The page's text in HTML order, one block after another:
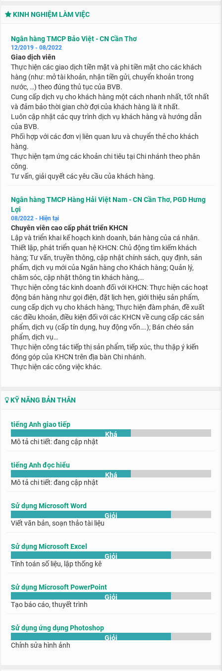
KINH NGHIỆM LÀM VIỆC
Ngân hàng TMCP Bảo Việt - CN Cần Thơ
12/2019 - 08/2022
Giao dịch viên
Thực hiện các giao dịch tiền mặt và phi tiền mặt cho các khách
hàng (như: mở tài khoản, nhận tiền gửi, chuyển khoản trong
nước, …) theo đúng thủ tục của BVB.
Cung cấp dịch vụ cho khách hàng một cách nhanh nhất, tốt nhất
và đảm bảo thời gian chờ đợi của khách hàng là ít nhất.
Luôn cập nhật các quy trình dịch vụ khách hàng và hướng dẫn
của BVB.
Phối hợp với các đơn vị liên quan lưu và chuyển thẻ cho khách
hàng.
Thực hiện tạm ứng các khoản chi tiêu tại Chi nhánh theo phân
công.
Tư vấn, giải quyết các yêu cầu của khách hàng.
Ngân hàng TMCP Hàng Hải Việt Nam - CN Cần Thơ, PGD Hưng
Lợi
08/2022 - Hiện tại
Chuyên viên cao cấp phát triển KHCN
Lập và triển khai kế hoạch kinh doanh, bán hàng của cá nhân.
Thiết lập, phát triển quan hệ KHCN: Chủ động tìm kiếm khách
hàng; Tư vấn, truyền thông, cập nhật chính sách, quy định, sản
phẩm, dịch vụ mới của Ngân hàng cho Khách hàng; Quản lý,
chăm sóc, cập nhật thông tin khách hàng,…
Thực hiện công tác kinh doanh đối với KHCN: Thực hiện các hoạt
động bán hàng như gọi điện, đặt lịch hẹn, giới thiệu sản phẩm,
cung cấp dịch vụ cho khách hàng; Thực hiện đàm phán, đề xuất
các điều khoản, điều kiện đối với các KHCN về cung cấp các sản
phẩm, dịch vụ (cấp tín dụng, huy động vốn….); Bán chéo sản
phẩm, dịch vụ…
Thực hiện công tác tiếp thị sản phẩm, tiếp xúc, thu thập ý kiến
đóng góp của KHCN trên địa bàn Chi nhánh.
Thực hiện các công việc khác.
KỸ NĂNG BẢN THÂN
tiếng Anh giao tiếp
Khá
Mô tả chi tiết: đang cập nhật
tiếng Anh đọc hiểu
Khá
Mô tả chi tiết: đang cập nhật
Sử dụng Microsoft Word
Giỏi
Viết văn bản, soạn thảo tài liệu
Sử dụng Microsoft Excel
Giỏi
Tính toán số liệu, lập thống kê
Sử dụng Microsoft PowerPoint
Giỏi
Tạo báo cáo, thuyết trình
Sử dụng ứng dụng Photoshop
Giỏi
Chỉnh sửa hình ảnh